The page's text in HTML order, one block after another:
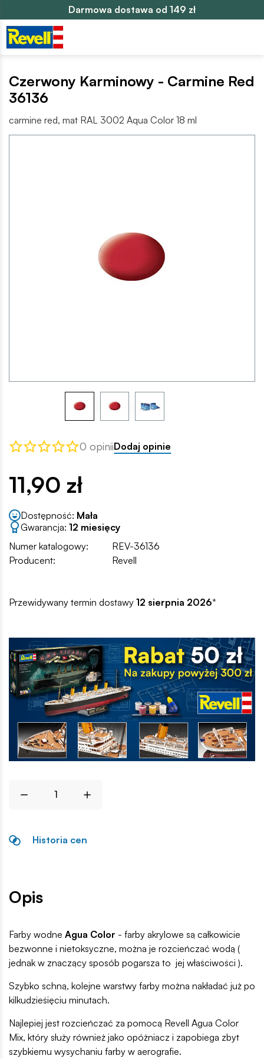
Darmowa dostawa od 149 zł
Czerwony Karminowy - Carmine Red
36136
carmine red, mat RAL 3002 Aqua Color 18 ml
0 opiniiDodaj opinie
11,90 zł
Dostępność: Mała
Gwarancja: 12 miesięcy
Numer katalogowy:
REV-36136
Producent:
Revell
Przewidywany termin dostawy 12 sierpnia 2026*
Historia cen
Opis
Farby wodne Agua Color - farby akrylowe są całkowicie
bezwonne i nietoksyczne, można je rozcieńczać wodą (
jednak w znaczący sposób pogarsza to jej właściwości ).
Szybko schną, kolejne warstwy farby można nakładać już po
kilkudzieśięciu minutach.
Najlepiej jest rozcieńczać za pomocą Revell Agua Color
Mix, który służy również jako opóżniacz i zapobiega zbyt
szybkiemu wysychaniu farby w aerografie.